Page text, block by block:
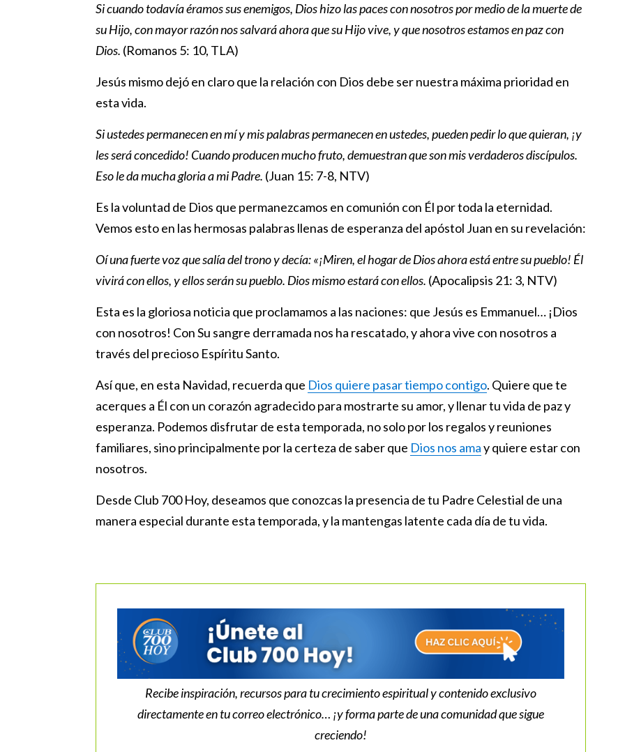
Si cuando todavía éramos sus enemigos, Dios hizo las paces con nosotros por medio de la muerte de
su Hijo, con mayor razón nos salvará ahora que su Hijo vive, y que nosotros estamos en paz con
Dios. (Romanos 5: 10, TLA)
Jesús mismo dejó en claro que la relación con Dios debe ser nuestra máxima prioridad en
esta vida.
Si ustedes permanecen en mí y mis palabras permanecen en ustedes, pueden pedir lo que quieran, ¡y
les será concedido! Cuando producen mucho fruto, demuestran que son mis verdaderos discípulos.
Eso le da mucha gloria a mi Padre. (Juan 15: 7-8, NTV)
Es la voluntad de Dios que permanezcamos en comunión con Él por toda la eternidad.
Vemos esto en las hermosas palabras llenas de esperanza del apóstol Juan en su revelación:
Oí una fuerte voz que salía del trono y decía: «¡Miren, el hogar de Dios ahora está entre su pueblo! Él
vivirá con ellos, y ellos serán su pueblo. Dios mismo estará con ellos. (Apocalipsis 21: 3, NTV)
Esta es la gloriosa noticia que proclamamos a las naciones: que Jesús es Emmanuel… ¡Dios
con nosotros! Con Su sangre derramada nos ha rescatado, y ahora vive con nosotros a
través del precioso Espíritu Santo.
Así que, en esta Navidad, recuerda que Dios quiere pasar tiempo contigo. Quiere que te
acerques a Él con un corazón agradecido para mostrarte su amor, y llenar tu vida de paz y
esperanza. Podemos disfrutar de esta temporada, no solo por los regalos y reuniones
familiares, sino principalmente por la certeza de saber que Dios nos amay quiere estar con
nosotros.
Desde Club 700 Hoy, deseamos que conozcas la presencia de tu Padre Celestial de una
manera especial durante esta temporada, y la mantengas latente cada día de tu vida.
Recibe inspiración, recursos para tu crecimiento espiritual y contenido exclusivo
directamente en tu correo electrónico… ¡y forma parte de una comunidad que sigue
creciendo!